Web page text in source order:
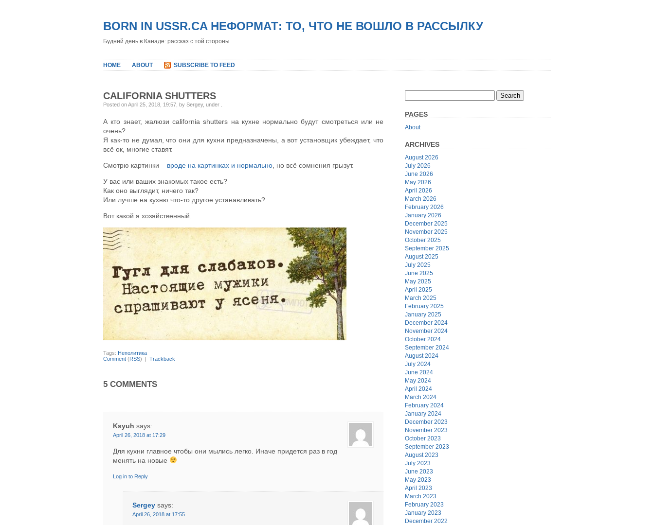
BORN IN USSR.CA НЕФОРМАТ: ТО, ЧТО НЕ ВОШЛО В РАССЫЛКУ
Будний день в Канаде: рассказ с той стороны
HOME ABOUT SUBSCRIBE TO FEED
CALIFORNIA SHUTTERS
Posted on April 25, 2018, 19:57, by Sergey, under
А кто знает, жалюзи california shutters на кухне нормально будут смотреться или не
очень?
Я как-то не думал, что они для кухни предназначены, а вот установщик убеждает, что
всё ок, многие ставят.
Смотрю картинки – вроде на картинках и нормально , но всё сомнения грызут.
У вас или ваших знакомых такое есть?
Как оно выглядит, ничего так?
Или лучше на кухню что-то другое устанавливать?
Вот какой я хозяйственный.
Tags: Неполитика
Comment (RSS) | Trackback
5 COMMENTS
Ksyuh says:
April 26, 2018 at 17:29
Для кухни главное чтобы они мылись легко. Иначе придется раз в год
менять на новые
Log in to Reply
Sergey says:
April 26, 2018 at 17:55
PAGES
About
ARCHIVES
August 2026
July 2026
June 2026
May 2026
April 2026
March 2026
February 2026
January 2026
December 2025
November 2025
October 2025
September 2025
August 2025
July 2025
June 2025
May 2025
April 2025
March 2025
February 2025
January 2025
December 2024
November 2024
October 2024
September 2024
August 2024
July 2024
June 2024
May 2024
April 2024
March 2024
February 2024
January 2024
December 2023
November 2023
October 2023
September 2023
August 2023
July 2023
June 2023
May 2023
April 2023
March 2023
February 2023
January 2023
December 2022